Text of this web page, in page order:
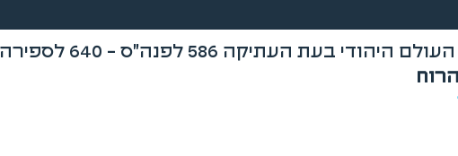
בעת העתיקה 586 לפנה"ס - 640 לספירה